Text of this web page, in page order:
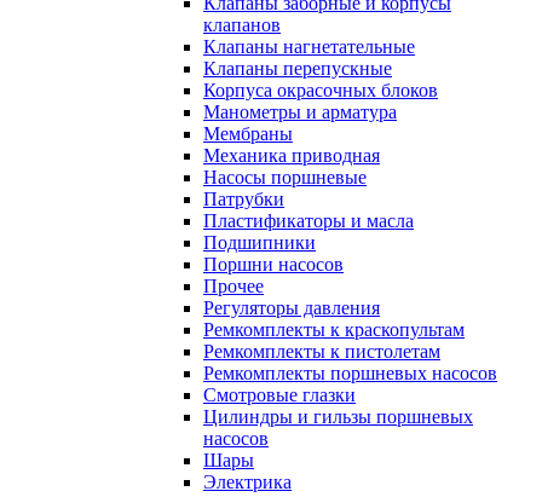
клапанов
Клапаны нагнетательные
Клапаны перепускные
Корпуса окрасочных блоков
Манометры и арматура
Мембраны
Механика приводная
Насосы поршневые
Патрубки
Пластификаторы и масла
Подшипники
Поршни насосов
Прочее
Регуляторы давления
Ремкомплекты к краскопультам
Ремкомплекты к пистолетам
Ремкомплекты поршневых насосов
Смотровые глазки
Цилиндры и гильзы поршневых
насосов
Шары
Электрика